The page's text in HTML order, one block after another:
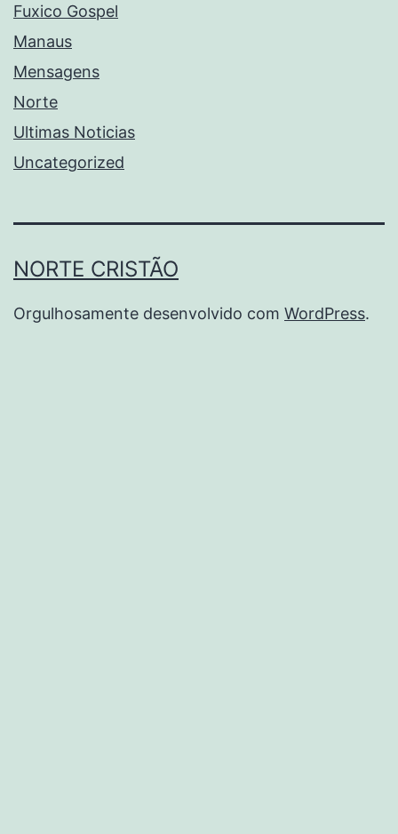
Fuxico Gospel
Manaus
Mensagens
Norte
Ultimas Noticias
Uncategorized
NORTE CRISTÃO
Orgulhosamente desenvolvido com WordPress.